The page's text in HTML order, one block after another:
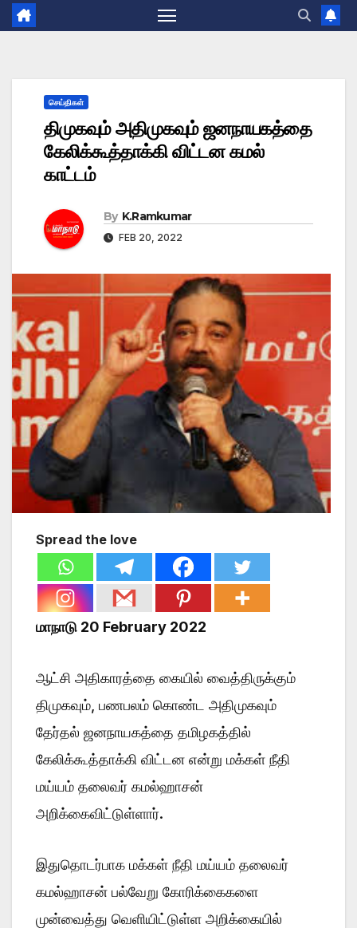
செய்திகள்
திமுகவும் அதிமுகவும் ஜனநாயகத்தை
கேலிக்கூத்தாக்கி விட்டன கமல்
காட்டம்
By K.Ramkumar
FEB 20, 2022
Spread the love
மாநாடு 20 February 2022
ஆட்சி அதிகாரத்தை கையில் வைத்திருக்கும்
திமுகவும், பணபலம் கொண்ட அதிமுகவும்
தேர்தல் ஜனநாயகத்தை தமிழகத்தில்
கேலிக்கூத்தாக்கி விட்டன என்று மக்கள் நீதி
மய்யம் தலைவர் கமல்ஹாசன்
அறிக்கைவிட்டுள்ளார்.
இதுதொடர்பாக மக்கள் நீதி மய்யம் தலைவர்
கமல்ஹாசன் பல்வேறு கோரிக்கைகளை
முன்வைத்து வெளியிட்டுள்ள அறிக்கையில்